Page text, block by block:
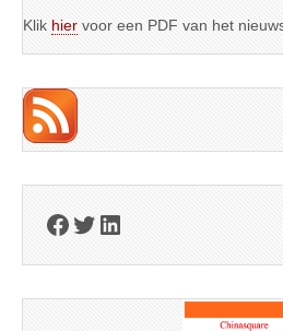
Klik hier voor een PDF van het
Facebook
Twitter
LinkedIn